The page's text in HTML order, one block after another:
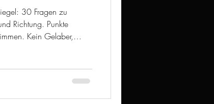
30 Fragen zu
Richtung. Punkte
Kein Gelaber,